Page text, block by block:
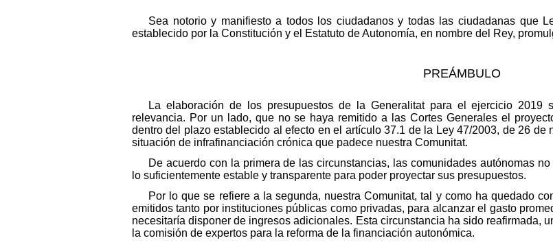
Sea notorio y manifiesto a todos los ciudadanos y todas las ciudadanas que
establecido por la Constitución y el Estatuto de Autonomía, en nombre del Rey,
PREÁMBULO
La elaboración de los presupuestos de la Generalitat para el ejercicio 2019
relevancia. Por un lado, que no se haya remitido a las Cortes Generales el
dentro del plazo establecido al efecto en el artículo 37.1 de la Ley 47/2003, de 26 de
situación de infrafinanciación crónica que padece nuestra Comunitat.
De acuerdo con la primera de las circunstancias, las comunidades autónomas
lo suficientemente estable y transparente para poder proyectar sus presupuestos.
Por lo que se refiere a la segunda, nuestra Comunitat, tal y como ha quedado
emitidos tanto por instituciones públicas como privadas, para alcanzar el gasto
necesitaría disponer de ingresos adicionales. Esta circunstancia ha sido reafirmada,
la comisión de expertos para la reforma de la financiación autonómica.